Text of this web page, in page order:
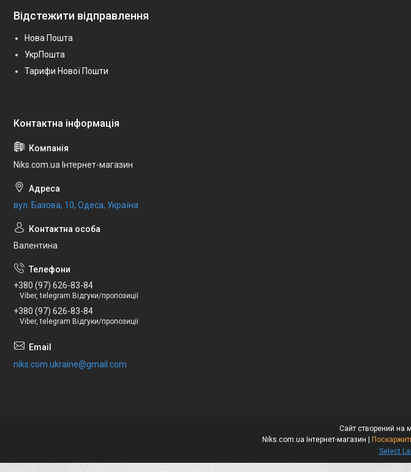
Відстежити відправлення
Нова Пошта
УкрПошта
Тарифи Нової Пошти
Niks.com.ua Інтернет-магазин
вул. Базова, 10, Одеса, Україна
Валентина
+380 (97) 626-83-84
Viber, telegram Відгуки/пропозиції
+380 (97) 626-83-84
Viber, telegram Відгуки/пропозиції
niks.com.ukraine@gmail.com
Сайт створений на
Select